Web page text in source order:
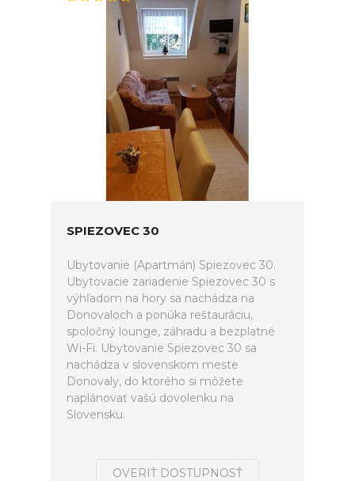
SPIEZOVEC 30
Ubytovanie (Apartmán) Spiezovec 30.
Ubytovacie zariadenie Spiezovec 30 s
výhľadom na hory sa nachádza na
Donovaloch a ponúka reštauráciu,
spoločný lounge, záhradu a bezplatné
Wi-Fi. Ubytovanie Spiezovec 30 sa
nachádza v slovenskom meste
Donovaly, do ktorého si môžete
naplánovať vašú dovolenku na
Slovensku.
OVERIŤ DOSTUPNOSŤ